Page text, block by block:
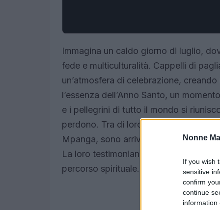
Nonne
If you wish
sensitive
confirm
continue
information
Immagina un caldo giorno di luglio,
fede e multiculturalità. Cappelli di
un’atmosfera di celebrazione,
l’essenza dell’Anno Santo, un
e i pellegrini di tutto il mondo si
perdono. Tra di loro, i fedeli ugandesi,
Mpanga, sono arrivati a Roma dopo
La loro testimonianza è solo una delle
percorso spirituale.<\/p>